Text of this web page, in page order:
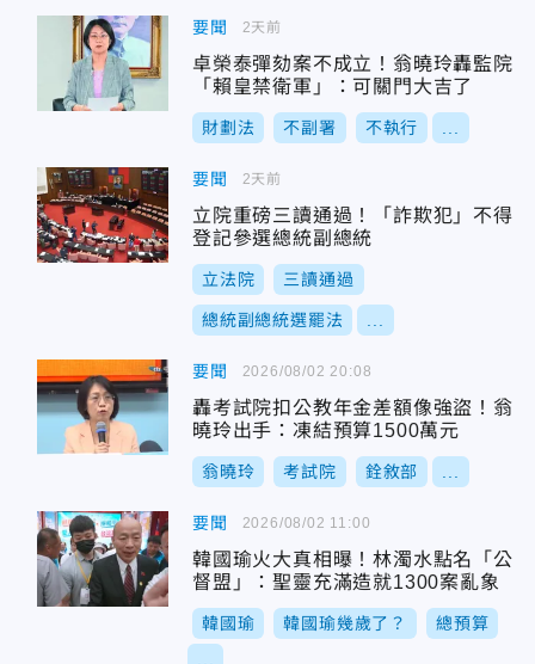
要聞
卓榮泰彈劾案不成立！翁曉玲轟監院
「賴皇禁衛軍」：可關門大吉了
財劃法 不副署 不執行
2天前
要聞
立院重磅三讀通過！「詐欺犯」不得
登記參選總統副總統
立法院 三讀通過
總統副總統選罷法
2天前
要聞
轟考試院扣公教年金差額像強盜！翁
曉玲出手：凍結預算1500萬元
翁曉玲 考試院 銓敘部
2026/08/02 20:08
要聞
韓國瑜火大真相曝！林濁水點名「公
督盟」：聖靈充滿造就1300案亂象
韓國瑜 韓國瑜幾歲了？ 總預算
2026/08/02 11:00